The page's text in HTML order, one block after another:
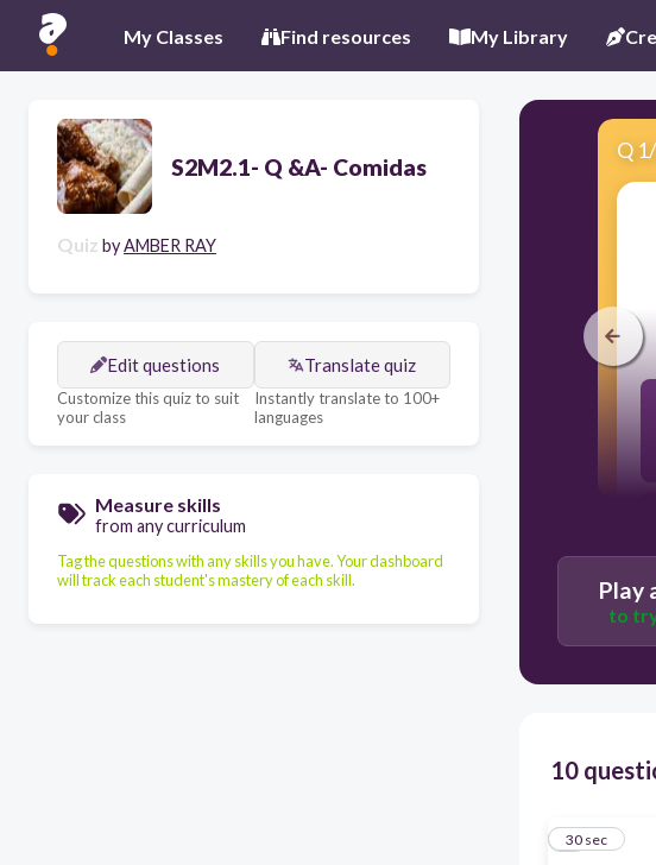
My Classes Find resources My Library
S2M2.1- Q &A- Comidas
Quiz byAMBER RAY
Edit questions
Customize this quiz to suit
your class
Translate quiz
Instantly translate to 100+
languages
Measure skills
from any curriculum
Tag the questions with any skills you have. Your dashboard
will track each student's mastery of each skill.
Q 1/
Play
to
10
1
30 sec